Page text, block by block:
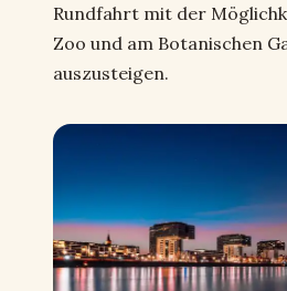
Rundfahrt mit der
Zoo und am Botanischen
auszusteigen.